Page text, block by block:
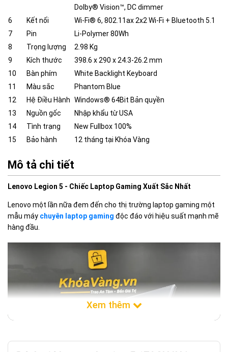
Dolby® Vision™, DC dimmer
6
Kết nối
Wi-Fi® 6, 802.11ax 2x2 Wi-Fi + Bluetooth 5.1
7
Pin
Li-Polymer 80Wh
8
Trọng lượng
2.98 Kg
9
Kích thước
398.6 x 290 x 24.3-26.2 mm
10
Bàn phím
White Backlight Keyboard
11
Màu sắc
Phantom Blue
12
Hệ Điều Hành Windows® 64Bit Bản quyền
13
Nguồn gốc
Nhập khẩu từ USA
14
Tình trạng
New Fullbox 100%
15
Bảo hành 12 tháng tại Khóa Vàng
Mô tả chi tiết
Lenovo Legion 5 - Chiếc Laptop Gaming Xuất Sắc Nhất
Lenovo một lần nữa đem đến cho thị trường laptop gaming một
mẫu máy chuyên laptop gaming độc đáo với hiệu suất mạnh mẽ
hàng đầu.